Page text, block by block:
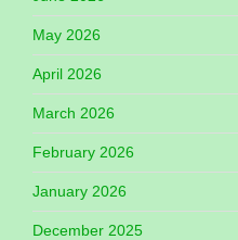
May 2026
April 2026
March 2026
February 2026
January 2026
December 2025